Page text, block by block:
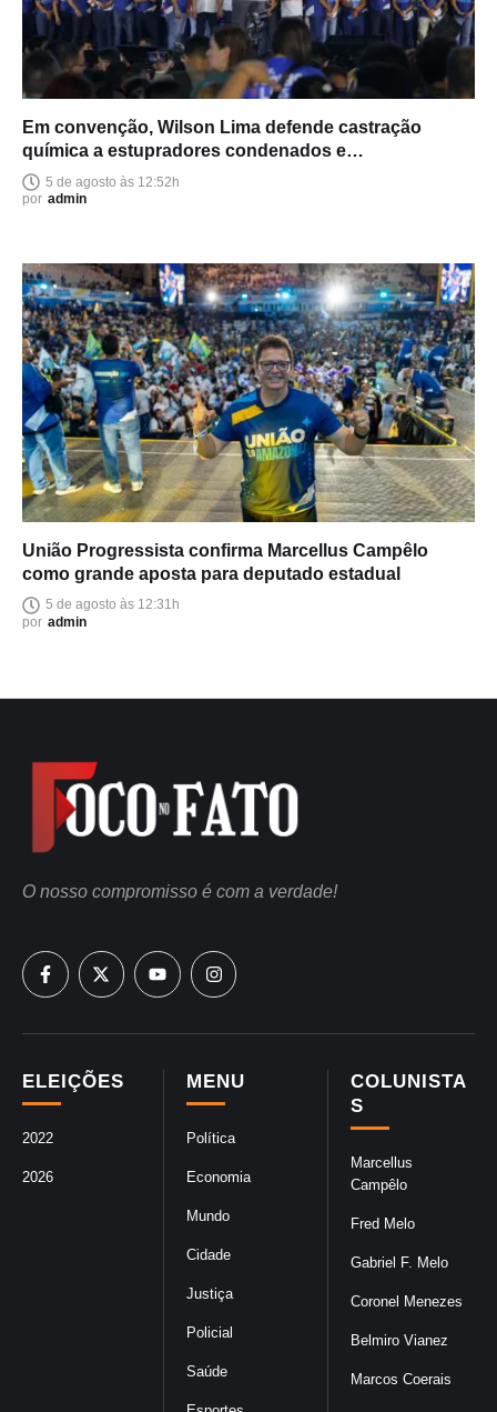
Em convenção, Wilson Lima defende castração
química a estupradores condenados e
endurecimento das leis
5 de agosto às 12:52h
por admin
União Progressista confirma Marcellus Campêlo
como grande aposta para deputado estadual
5 de agosto às 12:31h
por admin
COLUNISTA
S
Marcellus
Campêlo
Fred Melo
Gabriel F. Melo
Coronel Menezes
Belmiro Vianez
Marcos Coerais
MENU
Política
Economia
Mundo
Cidade
Justiça
Policial
Saúde
ELEIÇÕES
2022
2026
O nosso compromisso é com a verdade!